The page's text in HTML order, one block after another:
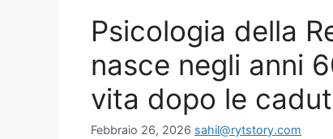
Psicologia della
nasce negli anni
vita dopo le
Febbraio 26, 2026 sahil@rytstory.com